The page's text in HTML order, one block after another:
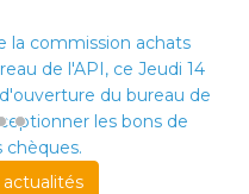
la commission achats
de l'API, ce Jeudi 14
du bureau de
les bons de
chèques.